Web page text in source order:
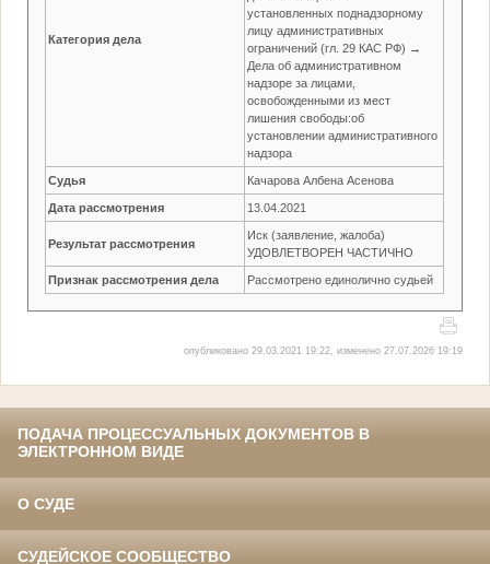
Категория дела
установленных поднадзорному
лицу административных
ограничений (гл. 29 КАС РФ) →
Дела об административном
надзоре за лицами,
освобожденными из мест
лишения свободы:об
установлении административного
надзора
Судья Качарова Албена Асенова
Дата рассмотрения 13.04.2021
Результат рассмотрения
Иск (заявление, жалоба)
УДОВЛЕТВОРЕН ЧАСТИЧНО
Признак рассмотрения дела Рассмотрено единолично судьей
опубликовано 29.03.2021 19:22, изменено 27.07.2026 19:19
ПОДАЧА ПРОЦЕССУАЛЬНЫХ ДОКУМЕНТОВ В
ЭЛЕКТРОННОМ ВИДЕ
О СУДЕ
СУДЕЙСКОЕ СООБЩЕСТВО